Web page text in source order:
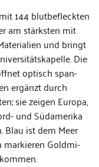
144 blut­be­fleck­ten
am stärks­ten mit
und bringt
Die
optisch span­
ergänzt durch
sie zei­gen Europa,
und Süd­ame­rika
Blau ist dem Meer
mar­kie­ren Gold­mi­